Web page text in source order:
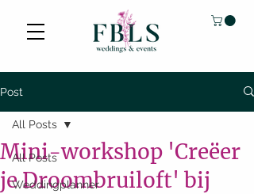
Post
All Posts
Weddingplanner
All Posts
Mini-workshop 'Creëer
je Droombruiloft' bij